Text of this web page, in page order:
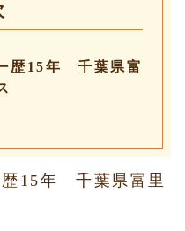
歴15年 千葉県富
15年 千葉県富里